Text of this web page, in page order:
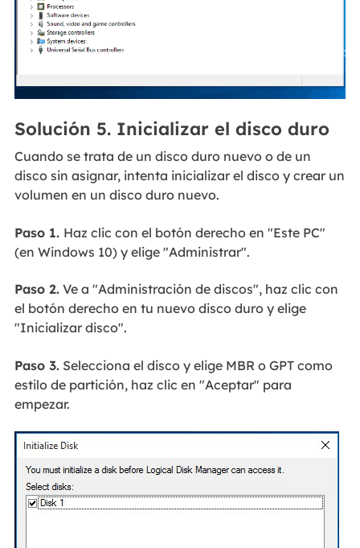
Solución 5. Inicializar el disco duro
Cuando se trata de un disco duro nuevo o de un
disco sin asignar, intenta inicializar el disco y crear un
volumen en un disco duro nuevo.
Paso 1. Haz clic con el botón derecho en "Este PC"
(en Windows 10) y elige "Administrar".
Paso 2.Ve a "Administración de discos", haz clic con
el botón derecho en tu nuevo disco duro y elige
"Inicializar disco".
Paso 3.Selecciona el disco y elige MBR o GPT como
estilo de partición, haz clic en "Aceptar" para
empezar.